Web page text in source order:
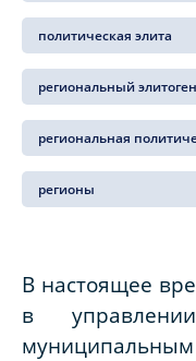
политическая элита
региональный
региональная
регионы
В настоящее
в